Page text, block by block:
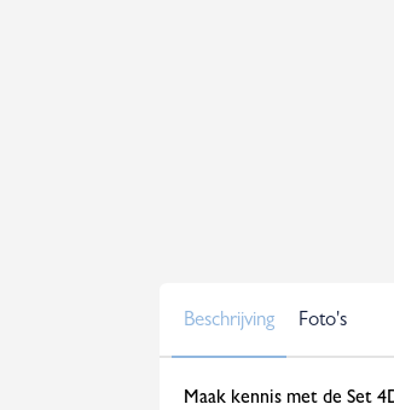
Beschrijving Foto's
Maak kennis met de Set